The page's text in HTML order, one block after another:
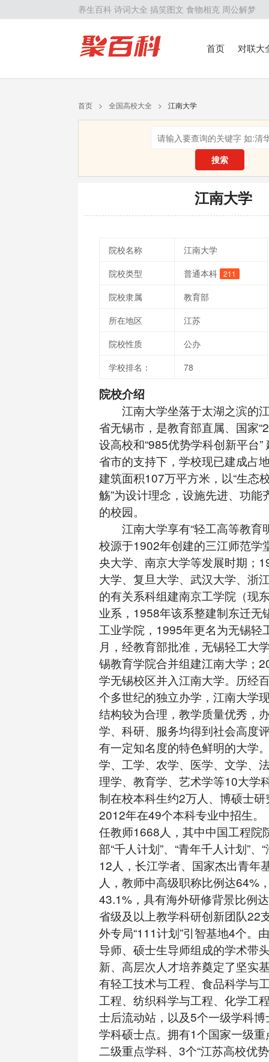
养生百科 诗词大全 搞笑图文 食物相克 周公解梦
首页
对联大
首页 > 全国高校大全 > 江南大学
搜索
江南大学
院校名称
江南大学
院校类型
普通本科 211
院校隶属
教育部
所在地区
江苏
院校性质
公办
学校排名：
78
院校介绍
江南大学坐落于太湖之滨的
省无锡市，是教育部直属、国家
设高校和“985优势学科创新平台
省市的支持下，学校现已建成占
建筑面积107万平方米，以“生态
觞”为设计理念，设施先进、功能
的校园。
江南大学享有“轻工高等教育
校源于1902年创建的三江师范学
央大学、南京大学等发展时期；
大学、复旦大学、武汉大学、浙
的有关系科组建南京工学院（现
业系，1958年该系整建制东迁无
工业学院，1995年更名为无锡轻
月，经教育部批准，无锡轻工大
锡教育学院合并组建江南大学；
学无锡校区并入江南大学。历经
个多世纪的独立办学，江南大学
结构较为合理，教学质量优秀，
学、科研、服务均得到社会高度
有一定知名度的特色鲜明的大
学、工学、农学、医学、文学、
理学、教育学、艺术学等10大学
制在校本科生约2万人、博硕士
2012年在49个本科专业中招
任教师1668人，其中中国工程院
部“千人计划”、“青年千人计划”、
12人，长江学者、国家杰出青年
人，教师中高级职称比例达64%
43.1%，具有海外研修背景比例
省级及以上教学科研创新团队22
外专局“111计划”引智基地4个。
导师、硕士生导师组成的学术带
新、高层次人才培养奠定了坚
有轻工技术与工程、食品科学与
工程、纺织科学与工程、化学工
士后流动站，以及5个一级学科
学科硕士点。拥有1个国家一级
二级重点学科、3个“江苏高校优